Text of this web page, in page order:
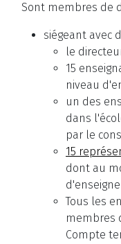
Sont membres de
siégeant avec
le
15
niveau
un des
dans
par le
15
dont au
Tous les
membres
Compte